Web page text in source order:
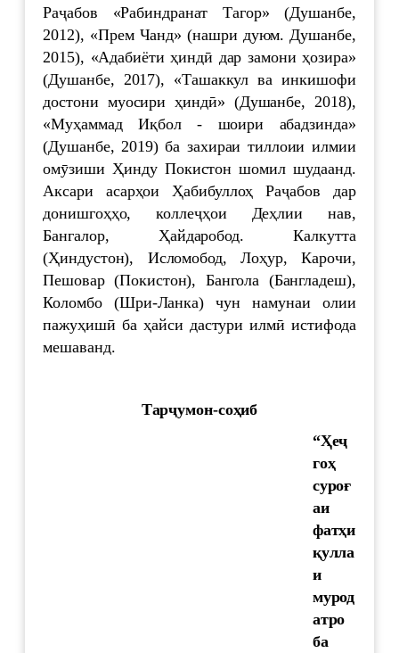
Раҷабов «Рабиндранат Тагор» (Душанбе,
2012), «Прем Чанд» (нашри дуюм. Душанбе,
2015), «Адабиёти ҳиндӣ дар замони ҳозира»
(Душанбе, 2017), «Ташаккул ва инкишофи
достони муосири ҳиндӣ» (Душанбе, 2018),
«Муҳаммад Иқбол - шоири абадзинда»
(Душанбе, 2019) ба захираи тиллоии илмии
омӯзиши Ҳинду Покистон шомил шудаанд.
Аксари асарҳои Ҳабибуллоҳ Раҷабов дар
донишгоҳҳо, коллеҷҳои Деҳлии нав,
Бангалор, Ҳайдаробод. Калкутта
(Ҳиндустон), Исломобод, Лоҳур, Карочи,
Пешовар (Покистон), Бангола (Бангладеш),
Коломбо (Шри-Ланка) чун намунаи олии
пажуҳишӣ ба ҳайси дастури илмӣ истифода
мешаванд.
Тарҷумон-соҳиб
“Ҳеҷ
гоҳ
суроғ
аи
фатҳи
қулла
и
мурод
атро
ба